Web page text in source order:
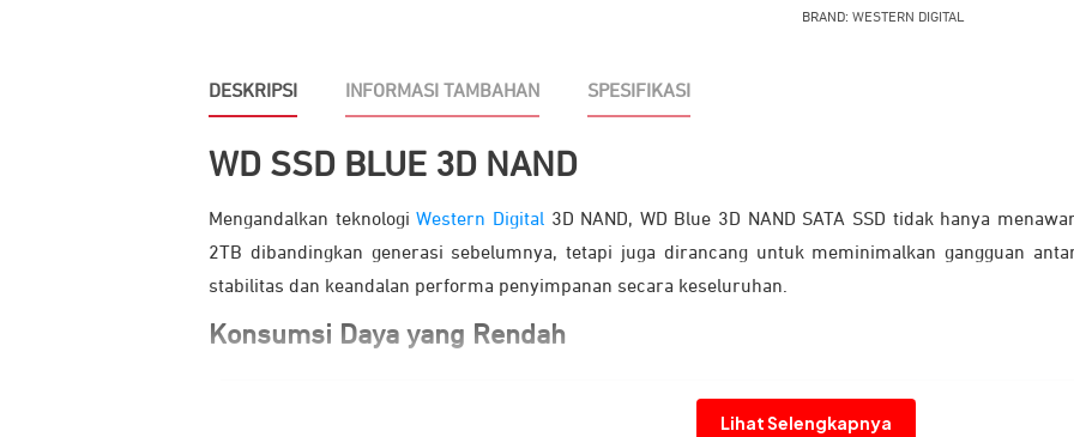
BRAND: WESTERN DIGITAL
DESKRIPSI INFORMASI TAMBAHAN SPESIFIKASI
WD SSD BLUE 3D NAND
Mengandalkan teknologiWestern Digital3D NAND, WD Blue 3D NAND SATA SSD tidak hanya
2TB dibandingkan generasi sebelumnya, tetapi juga dirancang untuk meminimalkan gangguan
stabilitas dan keandalan performa penyimpanan secara keseluruhan.
Konsumsi Daya yang Rendah
Lihat Selengkapnya